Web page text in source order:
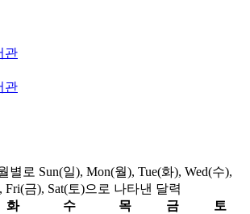
관
관
별로 Sun(일), Mon(월), Tue(화), Wed(수),
Fri(금), Sat(토)으로 나타낸 달력
화 수 목 금 토